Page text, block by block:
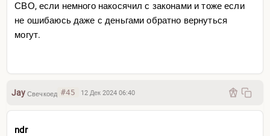
СВО, если немного накосячил с законами и тоже если
не ошибаюсь даже с деньгами обратно вернуться
могут.
Jay Свечкоед #45 12 Дек 2024 06:40
ndr